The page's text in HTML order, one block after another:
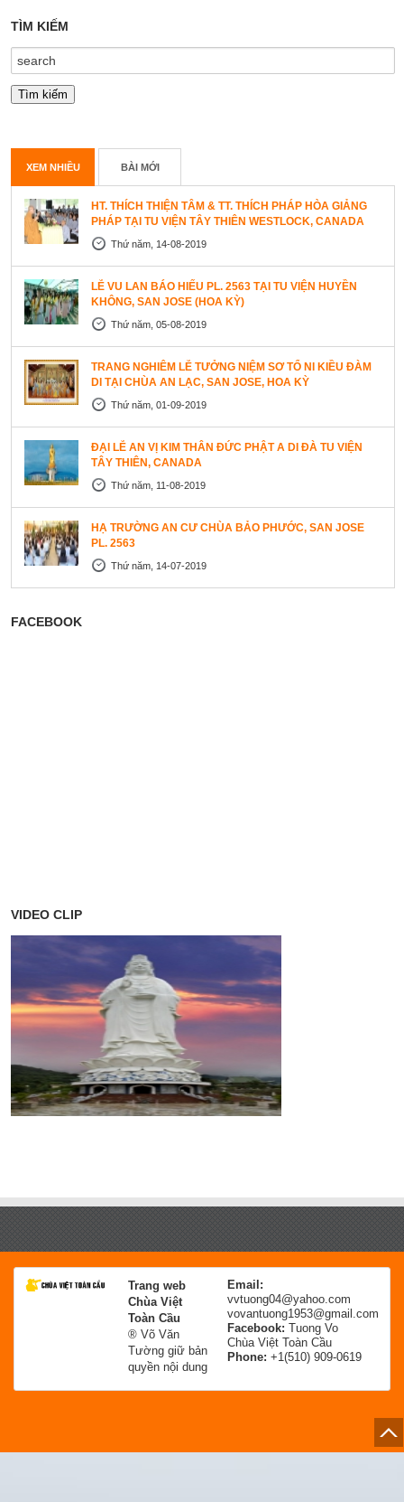
TÌM KIẾM
XEM NHIỀU BÀI MỚI
HT. THÍCH THIỆN TÂM & TT. THÍCH PHÁP HÒA GIẢNG
PHÁP TẠI TU VIỆN TÂY THIÊN WESTLOCK, CANADA
Thứ năm, 14-08-2019
LỄ VU LAN BÁO HIẾU PL. 2563 TẠI TU VIỆN HUYỀN
KHÔNG, SAN JOSE (HOA KỲ)
Thứ năm, 05-08-2019
TRANG NGHIÊM LỄ TƯỞNG NIỆM SƠ TỔ NI KIỀU ĐÀM
DI TẠI CHÙA AN LẠC, SAN JOSE, HOA KỲ
Thứ năm, 01-09-2019
ĐẠI LỄ AN VỊ KIM THÂN ĐỨC PHẬT A DI ĐÀ TU VIỆN
TÂY THIÊN, CANADA
Thứ năm, 11-08-2019
HẠ TRƯỜNG AN CƯ CHÙA BẢO PHƯỚC, SAN JOSE
PL. 2563
Thứ năm, 14-07-2019
FACEBOOK
VIDEO CLIP
Trang web
Chùa Việt
Toàn Cầu
® Võ Văn
Tường giữ bản
quyền nội dung
Email:
vvtuong04@yahoo.com
vovantuong1953@gmail.com
Facebook: Tuong Vo
Chùa Việt Toàn Cầu
Phone: +1(510) 909-0619